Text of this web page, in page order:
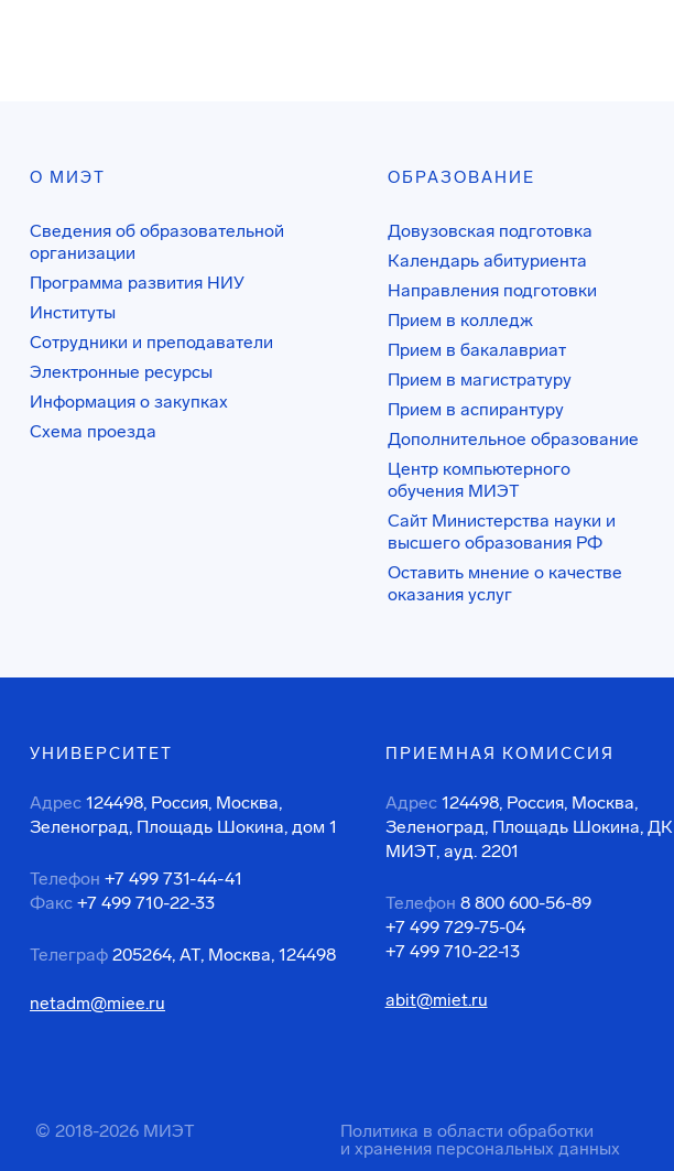
О МИЭТ
Сведения об образовательной
организации
Программа развития НИУ
Институты
Сотрудники и преподаватели
Электронные ресурсы
Информация о закупках
Схема проезда
ОБРАЗОВАНИЕ
Довузовская подготовка
Календарь абитуриента
Направления подготовки
Прием в колледж
Прием в бакалавриат
Прием в магистратуру
Прием в аспирантуру
Дополнительное образование
Центр компьютерного
обучения МИЭТ
Сайт Министерства науки и
высшего образования РФ
Оставить мнение о качестве
оказания услуг
УНИВЕРСИТЕТ
Адрес 124498, Россия, Москва,
Зеленоград, Площадь Шокина, дом 1
Телефон +7 499 731-44-41
Факс +7 499 710-22-33
Телеграф 205264, АТ, Москва, 124498
netadm@miee.ru
ПРИЕМНАЯ КОМИССИЯ
Адрес 124498, Россия, Москва,
Зеленоград, Площадь Шокина, ДК
МИЭТ, ауд. 2201
Телефон 8 800 600-56-89
+7 499 729-75-04
+7 499 710-22-13
abit@miet.ru
© 2018-2026 МИЭТ
Политика в области обработки
и хранения персональных данных